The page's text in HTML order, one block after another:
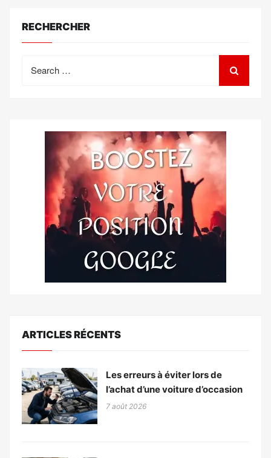
RECHERCHER
for:
ARTICLES RÉCENTS
Les erreurs à éviter lors de
l’achat d’une voiture d’occasion
7 août 2026